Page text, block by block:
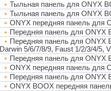
Тыльная панель для ONYX
Тыльная панель для ONYX
ONYX передняя панель для
Передняя панель для ONYX
Передняя панель для ONYX
Darwin 5/6/7/8/9, Faust 1/2/3/4/5,
Передняя панель для ONYX
ONYX передняя панель для
Передняя панель для ONYX
ONYX BOOX передняя